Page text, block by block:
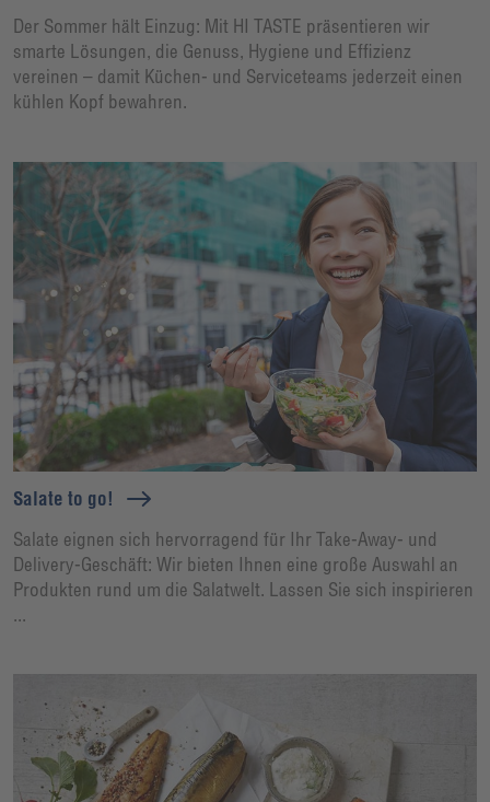
Der Sommer hält Einzug: Mit HI TASTE präsentieren wir
smarte Lösungen, die Genuss, Hygiene und Effizienz
vereinen – damit Küchen- und Serviceteams jederzeit einen
kühlen Kopf bewahren.
Salate to go!
Salate eignen sich hervorragend für Ihr Take-Away- und
Delivery-Geschäft: Wir bieten Ihnen eine große Auswahl an
Produkten rund um die Salatwelt. Lassen Sie sich inspirieren
...